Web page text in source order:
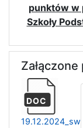
punktów w
Szkoły
Załączone
DOC
19.12.2024_swz